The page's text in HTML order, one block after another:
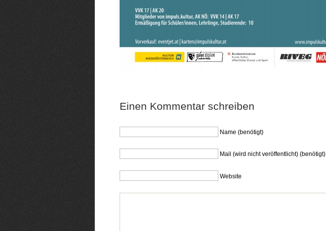
Einen Kommentar schreiben
Name (benötigt)
Mail (wird nicht veröffentlicht) (benötigt)
Website